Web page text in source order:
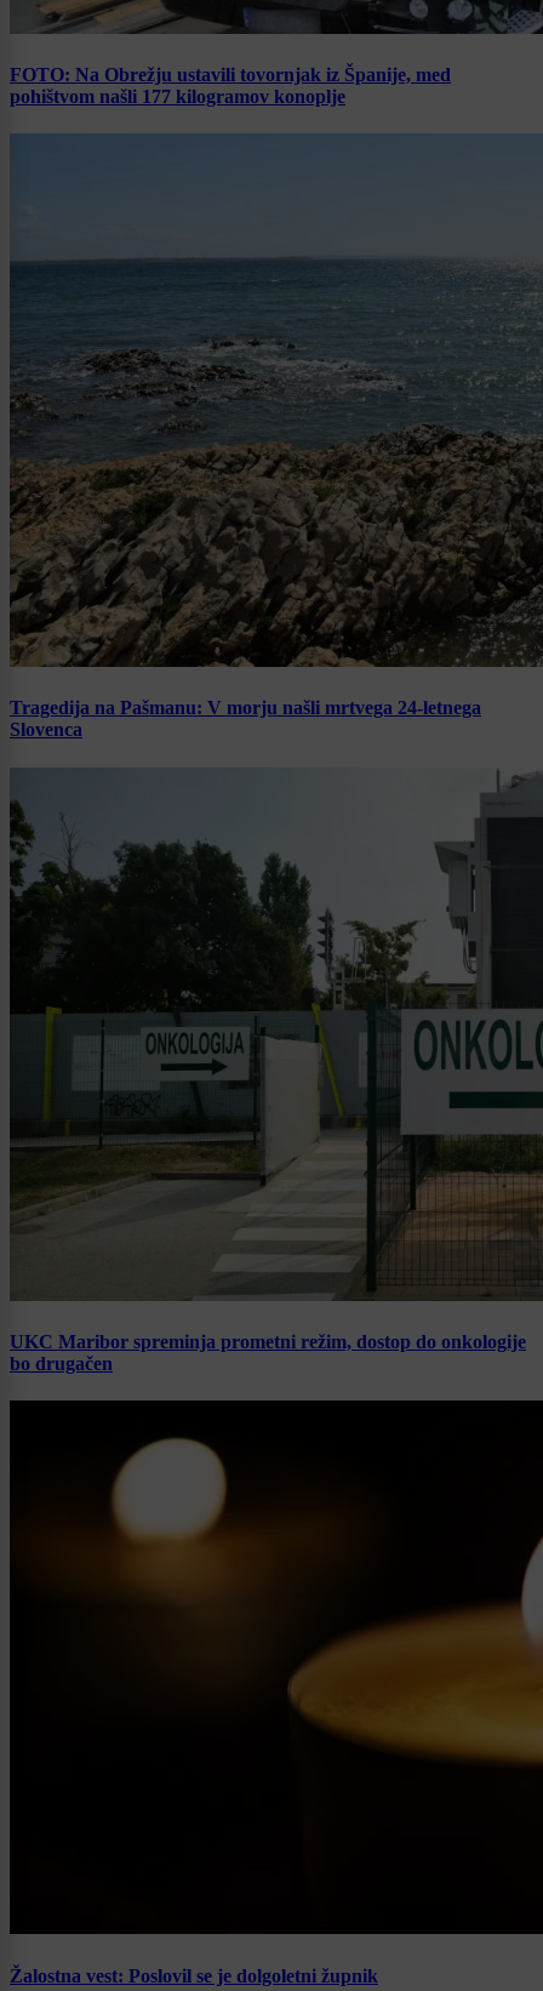
FOTO: Na Obrežju ustavili tovornjak iz Španije, med
pohištvom našli 177 kilogramov konoplje
Tragedija na Pašmanu: V morju našli mrtvega 24-letnega
Slovenca
UKC Maribor spreminja prometni režim, dostop do onkologije
bo drugačen
Žalostna vest: Poslovil se je dolgoletni župnik